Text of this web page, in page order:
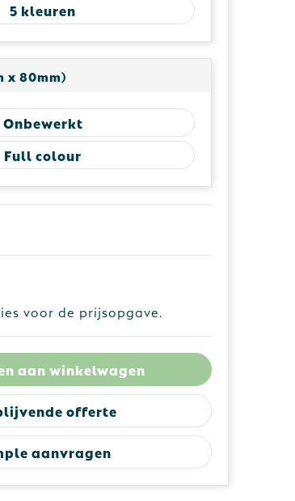
5
x 80mm)
Onbewerkt
Full colour
voor de prijsopgave.
aan winkelwagen
offerte
aanvragen